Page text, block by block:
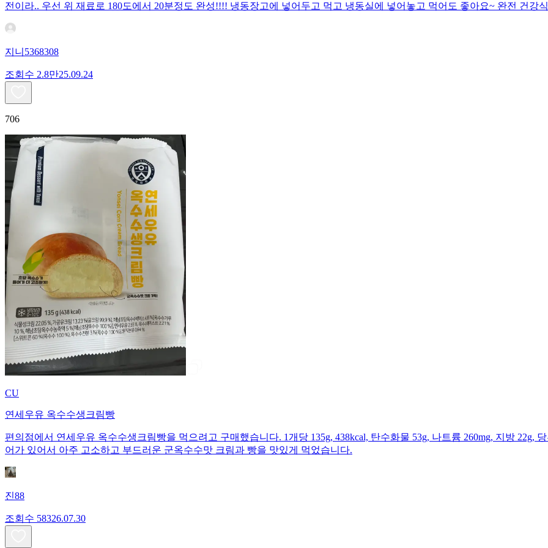
전이라.. 우선 위 재료로 180도에서 20분정도 완성!!!! 냉동장고에 넣어두고 먹고 냉동실에 넣어놓고 먹어도 좋아요~ 완전 건강
지니5368308
조회수 2.8만25.09.24
706
CU
연세우유 옥수수생크림빵
편의점에서 연세우유 옥수수생크림빵을 먹으려고 구매했습니다. 1개당 135g, 438kcal, 탄수화물 53g, 나트륨 260mg, 지방 22g,
어가 있어서 아주 고소하고 부드러운 군옥수수맛 크림과 빵을 맛있게 먹었습니다.
진88
조회수 58326.07.30